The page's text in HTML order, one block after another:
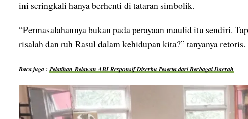
ini seringkali hanya berhenti di tataran simbolik.
“Permasalahannya bukan pada perayaan maulid itu sendiri.
risalah dan ruh Rasul dalam kehidupan kita?” tanyanya retoris.
Baca juga :Pelatihan Relawan ABI Responsif Diserbu Peserta dari Berbagai Daerah